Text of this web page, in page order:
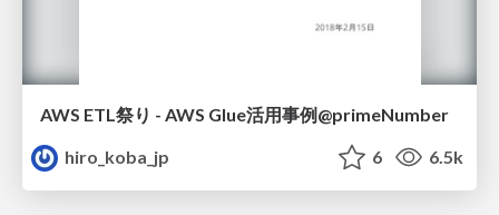
AWS ETL祭り - AWS Glue活用事例@primeNumber
hiro_koba_jp
6 6.5k